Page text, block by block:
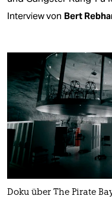
Interview von Bert
Doku über The Pirate